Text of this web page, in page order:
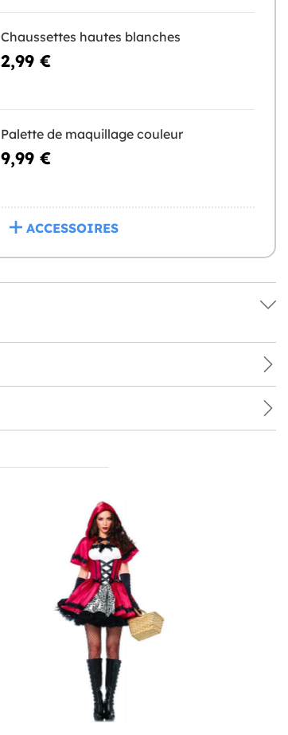
Chaussettes hautes blanches
2,99 €
Palette de maquillage couleur
9,99 €
ACCESSOIRES